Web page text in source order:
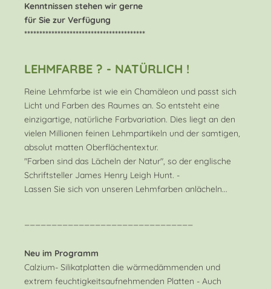
Kenntnissen stehen wir gerne
für Sie zur Verfügung
****************************************
LEHMFARBE ? - NATÜRLICH !
Reine Lehmfarbe ist wie ein Chamäleon und passt sich
Licht und Farben des Raumes an. So entsteht eine
einzigartige, natürliche Farbvariation. Dies liegt an den
vielen Millionen feinen Lehmpartikeln und der samtigen,
absolut matten Oberflächentextur.
"Farben sind das Lächeln der Natur", so der englische
Schriftsteller James Henry Leigh Hunt. -
Lassen Sie sich von unseren Lehmfarben anlächeln...
Neu im Programm
Calzium- Silikatplatten die wärmedämmenden und
extrem feuchtigkeitsaufnehmenden Platten - Auch